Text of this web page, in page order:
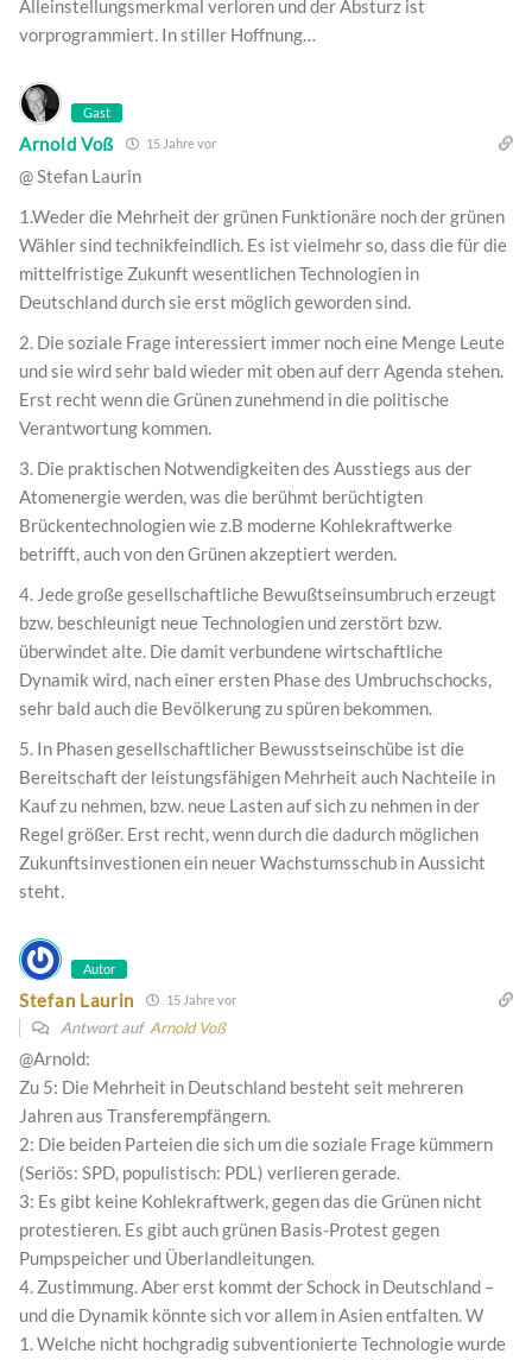
Alleinstellungsmerkmal verloren und der Absturz ist
vorprogrammiert. In stiller Hoffnung…
Gast
Arnold Voß 15 Jahre vor
@ Stefan Laurin
1.Weder die Mehrheit der grünen Funktionäre noch der grünen
Wähler sind technikfeindlich. Es ist vielmehr so, dass die für die
mittelfristige Zukunft wesentlichen Technologien in
Deutschland durch sie erst möglich geworden sind.
2. Die soziale Frage interessiert immer noch eine Menge Leute
und sie wird sehr bald wieder mit oben auf derr Agenda stehen.
Erst recht wenn die Grünen zunehmend in die politische
Verantwortung kommen.
3. Die praktischen Notwendigkeiten des Ausstiegs aus der
Atomenergie werden, was die berühmt berüchtigten
Brückentechnologien wie z.B moderne Kohlekraftwerke
betrifft, auch von den Grünen akzeptiert werden.
4. Jede große gesellschaftliche Bewußtseinsumbruch erzeugt
bzw. beschleunigt neue Technologien und zerstört bzw.
überwindet alte. Die damit verbundene wirtschaftliche
Dynamik wird, nach einer ersten Phase des Umbruchschocks,
sehr bald auch die Bevölkerung zu spüren bekommen.
5. In Phasen gesellschaftlicher Bewusstseinschübe ist die
Bereitschaft der leistungsfähigen Mehrheit auch Nachteile in
Kauf zu nehmen, bzw. neue Lasten auf sich zu nehmen in der
Regel größer. Erst recht, wenn durch die dadurch möglichen
Zukunftsinvestionen ein neuer Wachstumsschub in Aussicht
steht.
Autor
Stefan Laurin 15 Jahre vor
Antwort auf Arnold Voß
@Arnold:
Zu 5: Die Mehrheit in Deutschland besteht seit mehreren
Jahren aus Transferempfängern.
2: Die beiden Parteien die sich um die soziale Frage kümmern
(Seriös: SPD, populistisch: PDL) verlieren gerade.
3: Es gibt keine Kohlekraftwerk, gegen das die Grünen nicht
protestieren. Es gibt auch grünen Basis-Protest gegen
Pumpspeicher und Überlandleitungen.
4. Zustimmung. Aber erst kommt der Schock in Deutschland –
und die Dynamik könnte sich vor allem in Asien entfalten. W
1. Welche nicht hochgradig subventionierte Technologie wurde